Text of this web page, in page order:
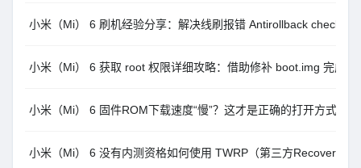
小米（Mi） 6 刷机经验分享：解决线刷报错 Antirollback check
小米（Mi） 6 获取 root 权限详细攻略：借助修补 boot.img 完成面
小米（Mi） 6 固件ROM下载速度“慢”？这才是正确的打开方式。
小米（Mi） 6 没有内测资格如何使用 TWRP（第三方Recovery）